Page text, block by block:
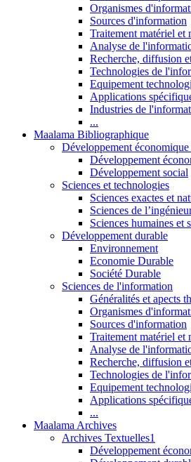
Organismes
Sources d'information
Traitement matériel et
Analyse de
Recherche, diffusion
Technologies de
Equipement
Applications
Industries de
...
Maalama Bibliographique
Développement économique
Développement
Développement social
Sciences et technologies
Sciences exactes et
Sciences de
Sciences humaines et
Développement durable
Environnement
Economie Durable
Société Durable
Sciences de l'information
Généralités et apects
Organismes
Sources d'information
Traitement matériel et
Analyse de
Recherche, diffusion
Technologies de
Equipement
Applications
...
Maalama Archives
Archives Textuelles1
Développement